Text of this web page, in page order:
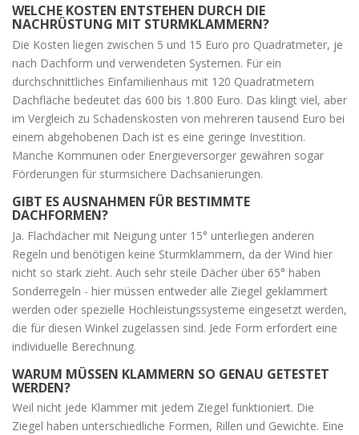
WELCHE KOSTEN ENTSTEHEN DURCH DIE
NACHRÜSTUNG MIT STURMKLAMMERN?
Die Kosten liegen zwischen 5 und 15 Euro pro Quadratmeter, je
nach Dachform und verwendeten Systemen. Für ein
durchschnittliches Einfamilienhaus mit 120 Quadratmetern
Dachfläche bedeutet das 600 bis 1.800 Euro. Das klingt viel, aber
im Vergleich zu Schadenskosten von mehreren tausend Euro bei
einem abgehobenen Dach ist es eine geringe Investition.
Manche Kommunen oder Energieversorger gewähren sogar
Förderungen für sturmsichere Dachsanierungen.
GIBT ES AUSNAHMEN FÜR BESTIMMTE
DACHFORMEN?
Ja. Flachdächer mit Neigung unter 15° unterliegen anderen
Regeln und benötigen keine Sturmklammern, da der Wind hier
nicht so stark zieht. Auch sehr steile Dächer über 65° haben
Sonderregeln - hier müssen entweder alle Ziegel geklammert
werden oder spezielle Hochleistungssysteme eingesetzt werden,
die für diesen Winkel zugelassen sind. Jede Form erfordert eine
individuelle Berechnung.
WARUM MÜSSEN KLAMMERN SO GENAU GETESTET
WERDEN?
Weil nicht jede Klammer mit jedem Ziegel funktioniert. Die
Ziegel haben unterschiedliche Formen, Rillen und Gewichte. Eine